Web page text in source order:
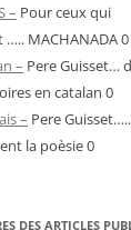
– Pour ceux qui
MACHANADA 0
– Pere Guisset…
en catalan 0
– Pere Guisset…..
la poèsie 0
DES ARTICLES